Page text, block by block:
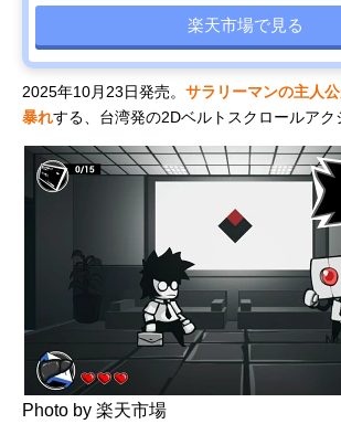
楽天市場で見る
2025年10月23日発売。 サラリーマンの主人
暴れする、台湾発の2Dベルトスクロールアク
Photo by 楽天市場